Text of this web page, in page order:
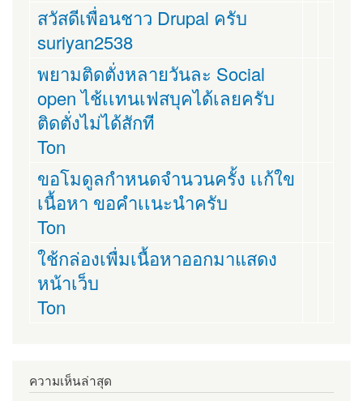
สวัสดีเพื่อนชาว Drupal ครับ
suriyan2538
พยามติดตั่งหลายวันละ Social
open ไช้เเทนเฟสบุคได้เลยครับ
ติดตั่งไม่ได้สักที
Ton
ขอโมดูลกำหนดจำนวนครั้ง เเก้ใข
เนื้อหา ขอคำเเนะนำครับ
Ton
ใช้กล่องเพื่มเนื้อหาออกมาแสดง
หน้าเว็บ
Ton
ความเห็นล่าสุด